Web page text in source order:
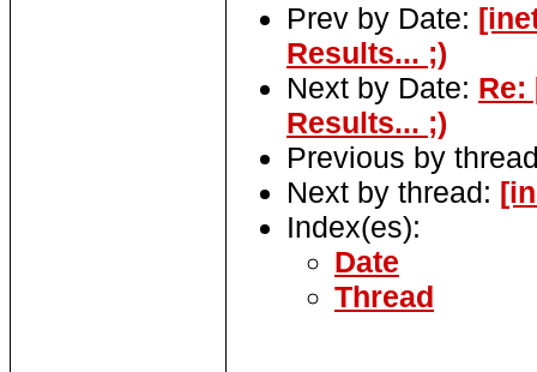
Prev by Date:
Results... ;)
Next by Date: Re:
Results... ;)
Previous by
Next by thread:
Index(es):
Date
Thread